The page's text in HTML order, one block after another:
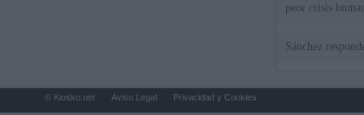
peor crisis
Sánchez
© Kiosko.net Aviso Legal Privacidad y Cookies